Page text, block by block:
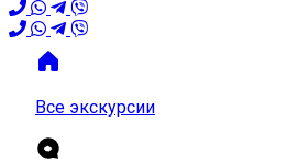
Все экскурсии